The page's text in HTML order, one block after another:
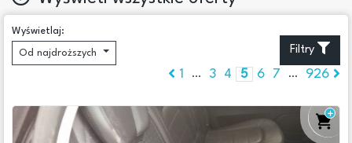
Podkategorie
Akcesoria samochodowe
Filtry (60)
Ogrzewanie postojowe i chłodnictwo samochodowe (7)
Wyświetlaj:
Od najdroższych Filtry
1 ... 3 4 5 6 7 ... 926